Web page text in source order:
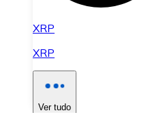
XRP
XRP
Ver tudo